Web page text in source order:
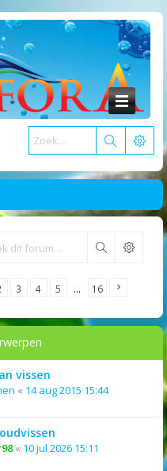
Zoek
3 4 5 … 16
vissen
« 14 aug 2015 15:44
« 10 jul 2026 15:11